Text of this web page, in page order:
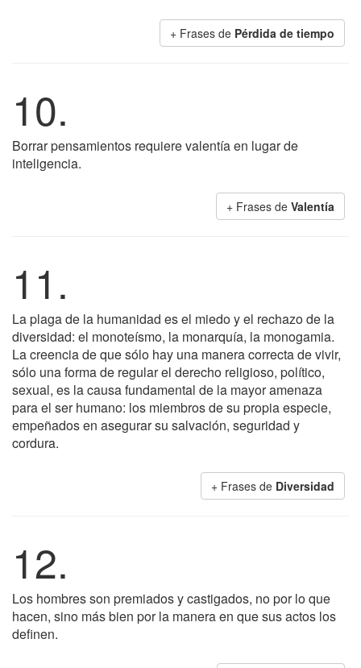
+ Frases de Pérdida de tiempo
10.
Borrar pensamientos requiere valentía en lugar de
inteligencia.
+ Frases de Valentía
11.
La plaga de la humanidad es el miedo y el rechazo de la
diversidad: el monoteísmo, la monarquía, la monogamia.
La creencia de que sólo hay una manera correcta de vivir,
sólo una forma de regular el derecho religioso, político,
sexual, es la causa fundamental de la mayor amenaza
para el ser humano: los miembros de su propia especie,
empeñados en asegurar su salvación, seguridad y
cordura.
+ Frases de Diversidad
12.
Los hombres son premiados y castigados, no por lo que
hacen, sino más bien por la manera en que sus actos los
definen.